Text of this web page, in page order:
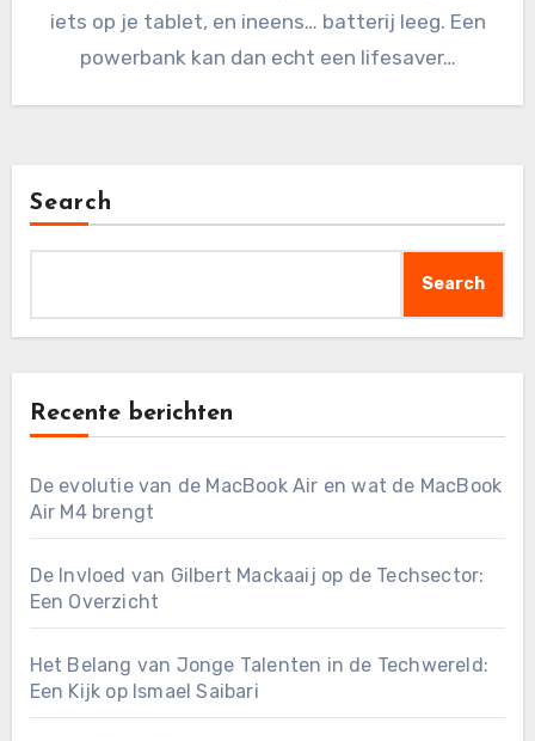
iets op je tablet, en ineens… batterij leeg. Een
powerbank kan dan echt een lifesaver…
Search
Search
Recente berichten
De evolutie van de MacBook Air en wat de MacBook
Air M4 brengt
De Invloed van Gilbert Mackaaij op de Techsector:
Een Overzicht
Het Belang van Jonge Talenten in de Techwereld:
Een Kijk op Ismael Saibari